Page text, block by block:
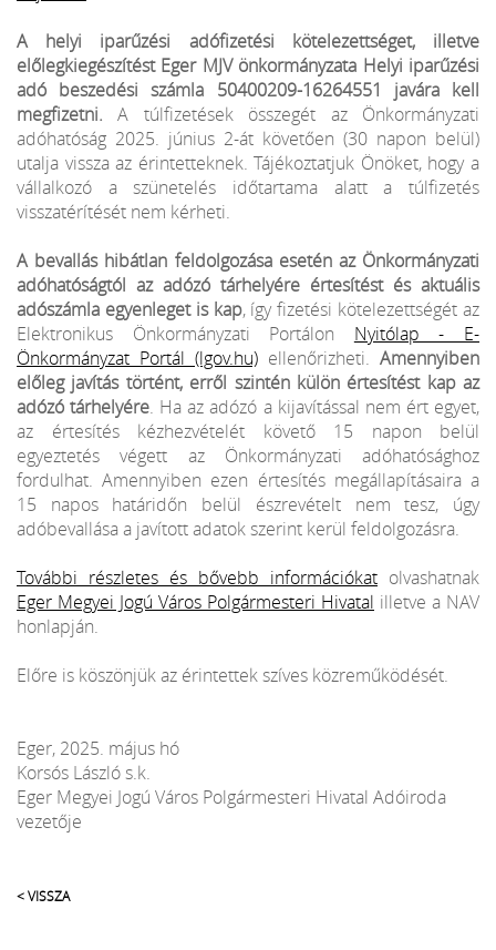
A helyi iparűzési adófizetési kötelezettséget, illetve
előlegkiegészítést Eger MJV önkormányzata Helyi iparűzési
adó beszedési számla 50400209-16264551 javára kell
megfizetni. A túlfizetések összegét az Önkormányzati
adóhatóság 2025. június 2-át követően (30 napon belül)
utalja vissza az érintetteknek. Tájékoztatjuk Önöket, hogy a
vállalkozó a szünetelés időtartama alatt a túlfizetés
visszatérítését nem kérheti.
A bevallás hibátlan feldolgozása esetén az Önkormányzati
adóhatóságtól az adózó tárhelyére értesítést és aktuális
adószámla egyenleget is kap, így fizetési kötelezettségét az
Elektronikus Önkormányzati Portálon Nyitólap - E-
Önkormányzat Portál (lgov.hu) ellenőrizheti. Amennyiben
előleg javítás történt, erről szintén külön értesítést kap az
adózó tárhelyére. Ha az adózó a kijavítással nem ért egyet,
az értesítés kézhezvételét követő 15 napon belül
egyeztetés végett az Önkormányzati adóhatósághoz
fordulhat. Amennyiben ezen értesítés megállapításaira a
15 napos határidőn belül észrevételt nem tesz, úgy
adóbevallása a javított adatok szerint kerül feldolgozásra.
További részletes és bővebb információkat olvashatnak
Eger Megyei Jogú Város Polgármesteri Hivatal illetve a NAV
honlapján.
Előre is köszönjük az érintettek szíves közreműködését.
Eger, 2025. május hó
Korsós László s.k.
Eger Megyei Jogú Város Polgármesteri Hivatal Adóiroda
vezetője
< VISSZA